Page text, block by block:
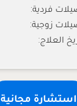
فردية:
زوجية:
العلاج:
استشارة مجانية